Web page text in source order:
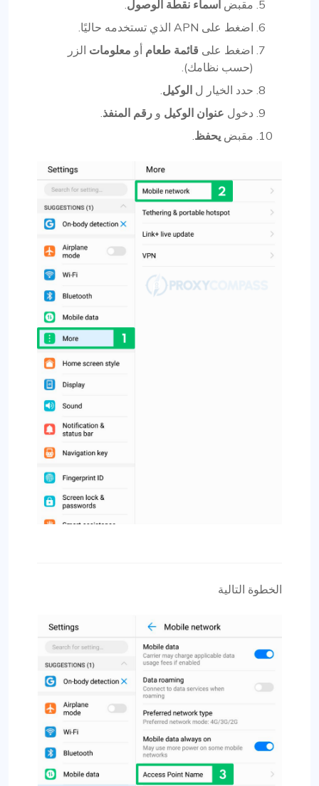
مقبض أسماء نقطة الوصول.
اضغط على APN الذي تستخدمه حاليًا.
اضغط على قائمة طعام أو معلومات الزر
(حسب نظامك).
حدد الخيار ل الوكيل.
دخول عنوان الوكيل و رقم المنفذ.
مقبض يحفظ.
الخطوة التالية